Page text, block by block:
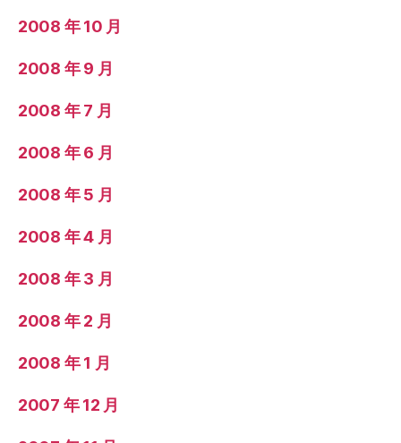
2008 年 10 月
2008 年 9 月
2008 年 7 月
2008 年 6 月
2008 年 5 月
2008 年 4 月
2008 年 3 月
2008 年 2 月
2008 年 1 月
2007 年 12 月